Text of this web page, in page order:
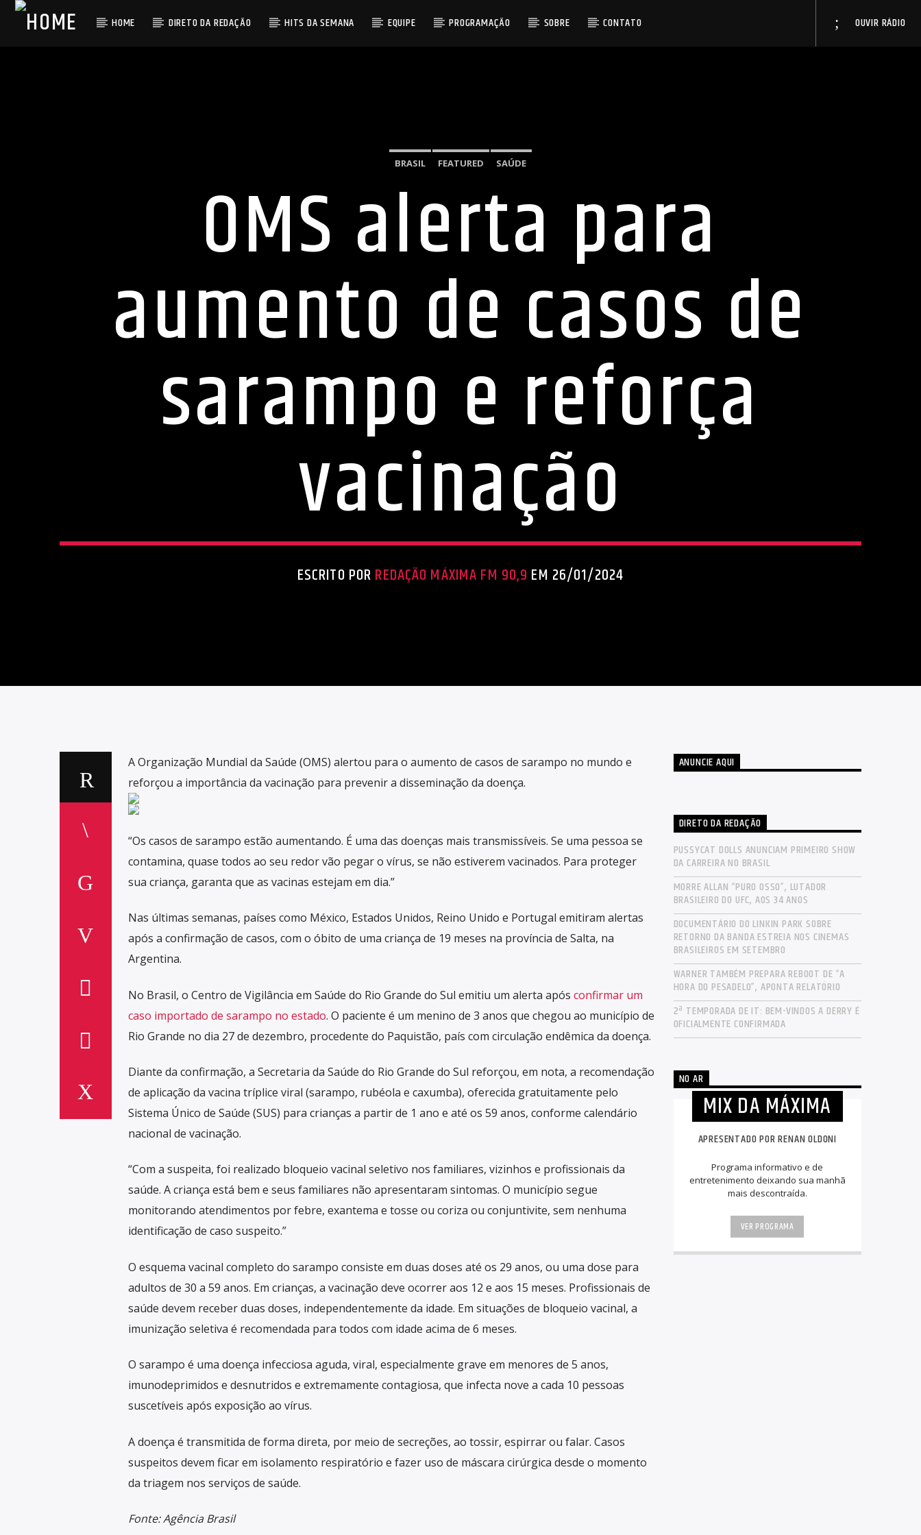
HOME DIRETO DA REDAÇÃO HITS DA SEMANA EQUIPE PROGRAMAÇÃO SOBRE CONTATO OUVIR RÁDIO
BRASIL FEATURED SAÚDE
OMS alerta para
aumento de casos de
sarampo e reforça
vacinação
ESCRITO POR REDAÇÃO MÁXIMA FM 90,9 EM 26/01/2024
A Organização Mundial da Saúde (OMS) alertou para o aumento de casos de sarampo no mundo e
reforçou a importância da vacinação para prevenir a disseminação da doença.
“Os casos de sarampo estão aumentando. É uma das doenças mais transmissíveis. Se uma pessoa se
contamina, quase todos ao seu redor vão pegar o vírus, se não estiverem vacinados. Para proteger
sua criança, garanta que as vacinas estejam em dia.”
Nas últimas semanas, países como México, Estados Unidos, Reino Unido e Portugal emitiram alertas
após a confirmação de casos, com o óbito de uma criança de 19 meses na província de Salta, na
Argentina.
No Brasil, o Centro de Vigilância em Saúde do Rio Grande do Sul emitiu um alerta após confirmar um
caso importado de sarampo no estado. O paciente é um menino de 3 anos que chegou ao município de
Rio Grande no dia 27 de dezembro, procedente do Paquistão, país com circulação endêmica da doença.
Diante da confirmação, a Secretaria da Saúde do Rio Grande do Sul reforçou, em nota, a recomendação
de aplicação da vacina tríplice viral (sarampo, rubéola e caxumba), oferecida gratuitamente pelo
Sistema Único de Saúde (SUS) para crianças a partir de 1 ano e até os 59 anos, conforme calendário
nacional de vacinação.
“Com a suspeita, foi realizado bloqueio vacinal seletivo nos familiares, vizinhos e profissionais da
saúde. A criança está bem e seus familiares não apresentaram sintomas. O município segue
monitorando atendimentos por febre, exantema e tosse ou coriza ou conjuntivite, sem nenhuma
identificação de caso suspeito.”
O esquema vacinal completo do sarampo consiste em duas doses até os 29 anos, ou uma dose para
adultos de 30 a 59 anos. Em crianças, a vacinação deve ocorrer aos 12 e aos 15 meses. Profissionais de
saúde devem receber duas doses, independentemente da idade. Em situações de bloqueio vacinal, a
imunização seletiva é recomendada para todos com idade acima de 6 meses.
O sarampo é uma doença infecciosa aguda, viral, especialmente grave em menores de 5 anos,
imunodeprimidos e desnutridos e extremamente contagiosa, que infecta nove a cada 10 pessoas
suscetíveis após exposição ao vírus.
A doença é transmitida de forma direta, por meio de secreções, ao tossir, espirrar ou falar. Casos
suspeitos devem ficar em isolamento respiratório e fazer uso de máscara cirúrgica desde o momento
da triagem nos serviços de saúde.
Fonte: Agência Brasil
ANUNCIE AQUI
DIRETO DA REDAÇÃO
PUSSYCAT DOLLS ANUNCIAM PRIMEIRO SHOW
DA CARREIRA NO BRASIL
MORRE ALLAN “PURO OSSO”, LUTADOR
BRASILEIRO DO UFC, AOS 34 ANOS
DOCUMENTÁRIO DO LINKIN PARK SOBRE
RETORNO DA BANDA ESTREIA NOS CINEMAS
BRASILEIROS EM SETEMBRO
WARNER TAMBÉM PREPARA REBOOT DE “A
HORA DO PESADELO”, APONTA RELATÓRIO
2ª TEMPORADA DE IT: BEM-VINDOS A DERRY É
OFICIALMENTE CONFIRMADA
NO AR
MIX DA MÁXIMA
APRESENTADO POR RENAN OLDONI
Programa informativo e de
entretenimento deixando sua manhã
mais descontraída.
VER PROGRAMA